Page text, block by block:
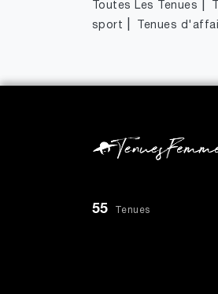
Toutes Les Tenues
sport
Tenues
55 Tenues